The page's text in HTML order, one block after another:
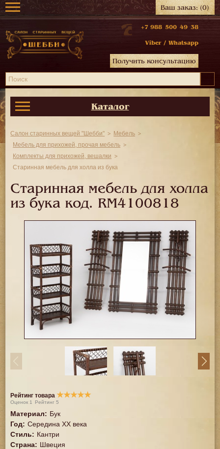
Ваш заказ:(0)
+7 988 500 49 38
Viber / Whatsapp
Получить консультацию
Каталог
Салон старинных вещей "Шебби"
Мебель
Мебель для прихожей, прочая мебель
Комплекты для прихожей, вешалки
Старинная мебель для холла из бука
Старинная мебель для холла
из бука код. RM4100818
Рейтинг товара ★★★★★
Оценок 1 Рейтинг5
Материал: Бук
Год: Середина XX векa
Стиль: Кантри
Страна: Швеция